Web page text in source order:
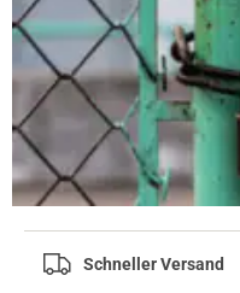
Schneller Versand